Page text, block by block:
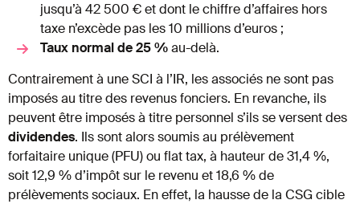
jusqu’à 42 500 € et dont le chiffre d’affaires hors
taxe n’excède pas les 10 millions d’euros ;
Taux normal de 25 %au-delà.
Contrairement à une SCI à l’IR, les associés ne sont pas
imposés au titre des revenus fonciers. En revanche, ils
peuvent être imposés à titre personnel s’ils se versent des
dividendes. Ils sont alors soumis au prélèvement
forfaitaire unique (PFU) ou flat tax, à hauteur de 31,4 %,
soit 12,9 % d’impôt sur le revenu et 18,6 % de
prélèvements sociaux. En effet, la hausse de la CSG cible